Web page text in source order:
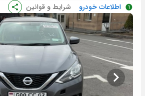
اطلاعات خودرو شرایط و قوانین